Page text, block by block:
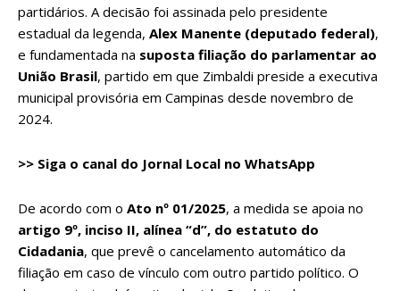
partidários. A decisão foi assinada pelo presidente
estadual da legenda, Alex Manente (deputado federal),
e fundamentada na suposta filiação do parlamentar ao
União Brasil, partido em que Zimbaldi preside a executiva
municipal provisória em Campinas desde novembro de
2024.
>> Siga o canal do Jornal Local no WhatsApp
De acordo com o Ato nº 01/2025, a medida se apoia no
artigo 9º, inciso II, alínea “d”, do estatuto do
Cidadania, que prevê o cancelamento automático da
filiação em caso de vínculo com outro partido político. O